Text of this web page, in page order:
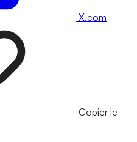
X.com
Copier le